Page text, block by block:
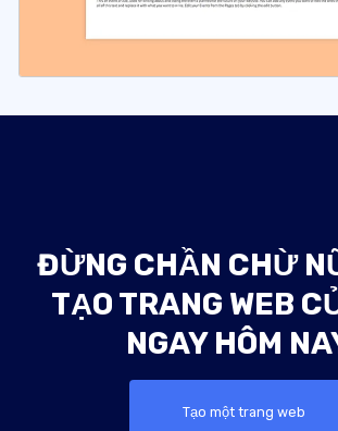
ĐỪNG CHẦN CHỪ
TẠO TRANG WEB
NGAY HÔM
Tạo một trang web